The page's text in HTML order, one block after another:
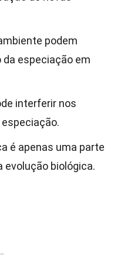
podem
especiação em
interferir nos
é apenas uma parte
evolução biológica.